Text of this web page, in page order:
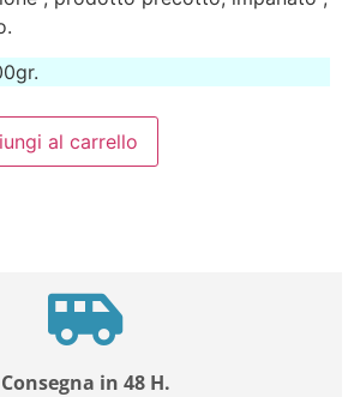
al carrello
Consegna in 48 H.